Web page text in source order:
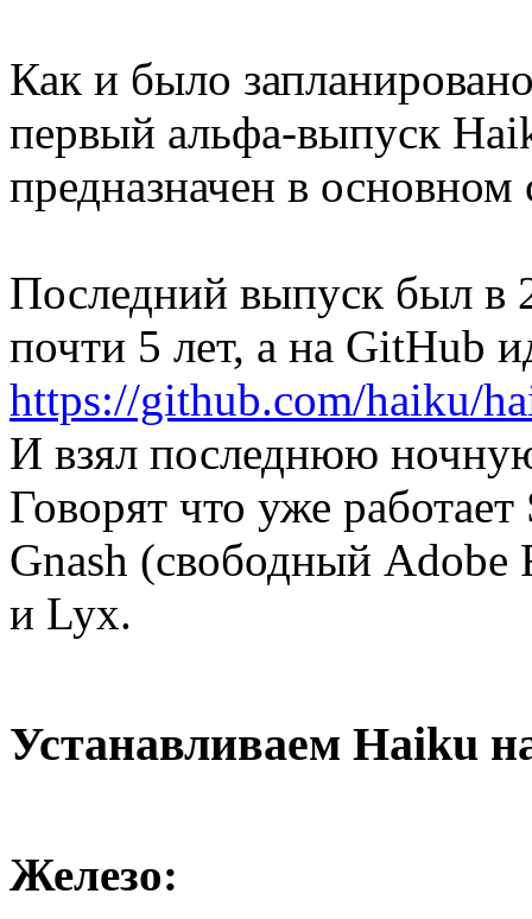
Как и было
первый альфа-выпуск
предназначен в
Последний выпуск был в
почти 5 лет, а на GitHub
https://github.com/haiku/
И взял последнюю
Говорят что уже
Gnash (свободный Adobe
и Lyx.
Устанавливаем Haiku
Железо: